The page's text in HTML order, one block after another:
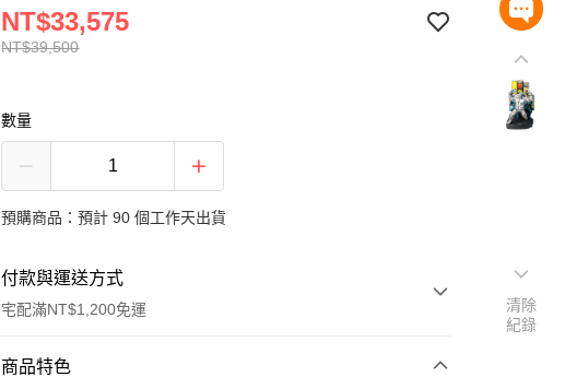
NT$39,500
NT$33,575
數量
預購商品：預計 90 個工作天出貨
付款與運送方式
宅配滿NT$1,200免運
付款方式
商品特色
清除
紀錄